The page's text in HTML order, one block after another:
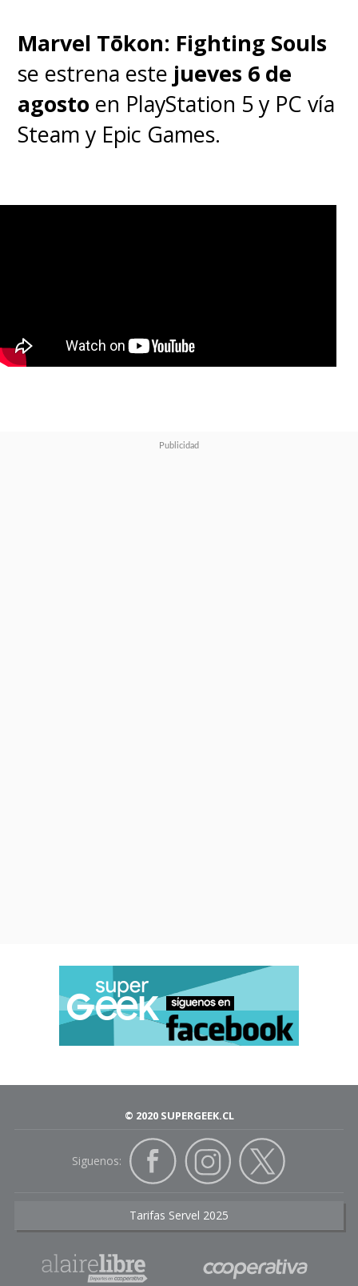
Marvel Tōkon: Fighting Souls
se estrena este jueves 6 de
agosto en PlayStation 5 y PC vía
Steam y Epic Games.
© 2020 SUPERGEEK.CL
Siguenos:
Tarifas Servel 2025